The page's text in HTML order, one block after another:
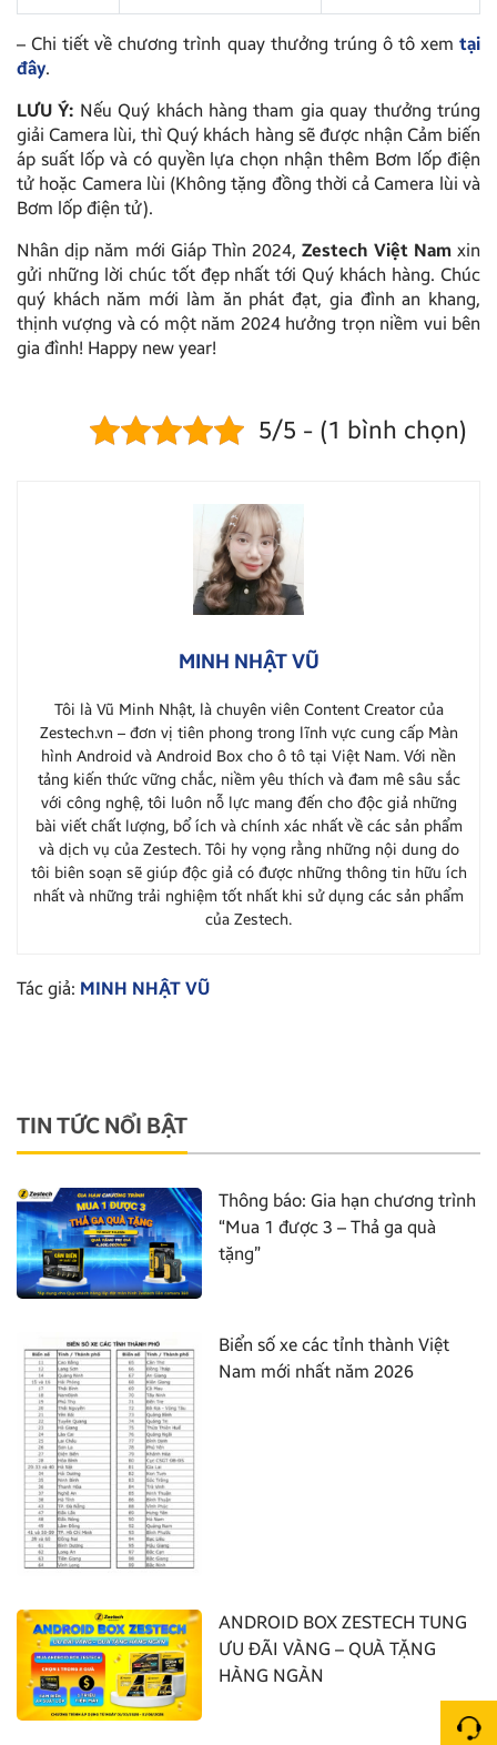
– Chi tiết về chương trình quay thưởng trúng ô tô xem tại
đây.
LƯU Ý: Nếu Quý khách hàng tham gia quay thưởng trúng
giải Camera lùi, thì Quý khách hàng sẽ được nhận Cảm biến
áp suất lốp và có quyền lựa chọn nhận thêm Bơm lốp điện
tử hoặc Camera lùi (Không tặng đồng thời cả Camera lùi và
Bơm lốp điện tử).
Nhân dịp năm mới Giáp Thìn 2024,Zestech Việt Namxin
gửi những lời chúc tốt đẹp nhất tới Quý khách hàng. Chúc
quý khách năm mới làm ăn phát đạt, gia đình an khang,
thịnh vượng và có một năm 2024 hưởng trọn niềm vui bên
gia đình! Happy new year!
5/5 - (1 bình chọn)
MINH NHẬT VŨ
Tôi là Vũ Minh Nhật, là chuyên viên Content Creator của
Zestech.vn – đơn vị tiên phong trong lĩnh vực cung cấp Màn
hình Android và Android Box cho ô tô tại Việt Nam. Với nền
tảng kiến thức vững chắc, niềm yêu thích và đam mê sâu sắc
với công nghệ, tôi luôn nỗ lực mang đến cho độc giả những
bài viết chất lượng, bổ ích và chính xác nhất về các sản phẩm
và dịch vụ của Zestech. Tôi hy vọng rằng những nội dung do
tôi biên soạn sẽ giúp độc giả có được những thông tin hữu ích
nhất và những trải nghiệm tốt nhất khi sử dụng các sản phẩm
của Zestech.
Tác giả: MINH NHẬT VŨ
TIN TỨC NỔI BẬT
Thông báo: Gia hạn chương trình
“Mua 1 được 3 – Thả ga quà
tặng”
Biển số xe các tỉnh thành Việt
Nam mới nhất năm 2026
ANDROID BOX ZESTECH TUNG
ƯU ĐÃI VÀNG – QUÀ TẶNG
HÀNG NGÀN